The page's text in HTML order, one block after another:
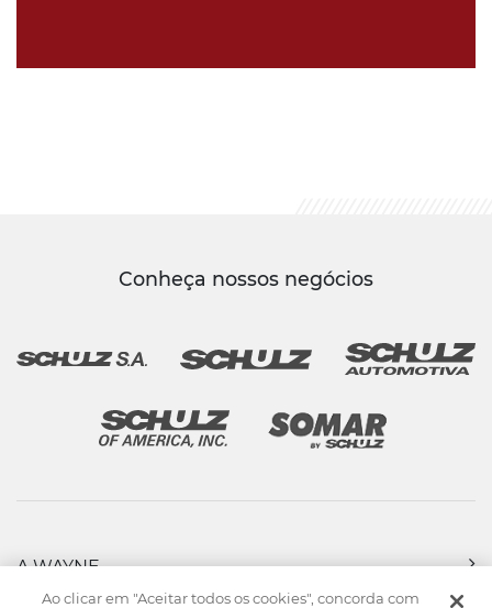
Conheça nossos negócios
A WAYNE
PRODUTOS
Ao clicar em "Aceitar todos os cookies", concorda com